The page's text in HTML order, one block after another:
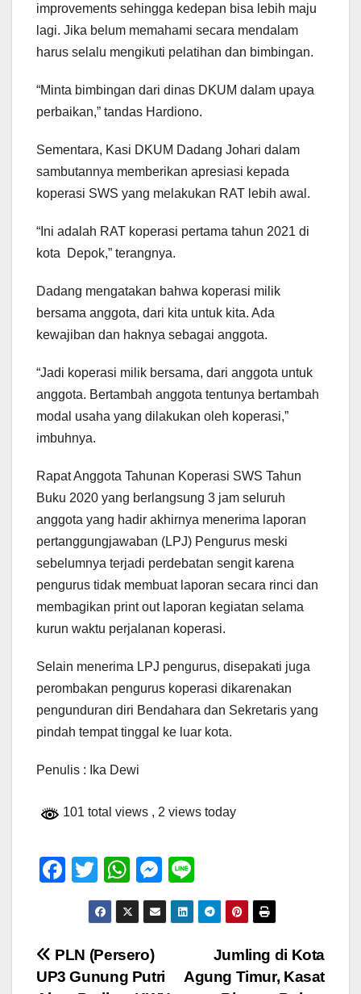
improvements sehingga kedepan bisa lebih maju
lagi. Jika belum memahami secara mendalam
harus selalu mengikuti pelatihan dan bimbingan.
“Minta bimbingan dari dinas DKUM dalam upaya
perbaikan,” tandas Hardiono.
Sementara, Kasi DKUM Dadang Johari dalam
sambutannya memberikan apresiasi kepada
koperasi SWS yang melakukan RAT lebih awal.
“Ini adalah RAT koperasi pertama tahun 2021 di
kota Depok,” terangnya.
Dadang mengatakan bahwa koperasi milik
bersama anggota, dari kita untuk kita. Ada
kewajiban dan haknya sebagai anggota.
“Jadi koperasi milik bersama, dari anggota untuk
anggota. Bertambah anggota tentunya bertambah
modal usaha yang dilakukan oleh koperasi,”
imbuhnya.
Rapat Anggota Tahunan Koperasi SWS Tahun
Buku 2020 yang berlangsung 3 jam seluruh
anggota yang hadir akhirnya menerima laporan
pertanggungjawaban (LPJ) Pengurus meski
sebelumnya terjadi perdebatan sengit karena
pengurus tidak membuat laporan secara rinci dan
membagikan print out laporan kegiatan selama
kurun waktu perjalanan koperasi.
Selain menerima LPJ pengurus, disepakati juga
perombakan pengurus koperasi dikarenakan
pengunduran diri Bendahara dan Sekretaris yang
pindah tempat tinggal ke luar kota.
Penulis : Ika Dewi
101 total views , 2 views today
F
e
b
T
wi
tt
er
W
h
at
s
A
M
e
ss
n
n
e
Navigasi
Jumling di Kota
Agung Timur, Kasat
PLN (Persero)
UP3 Gunung Putri